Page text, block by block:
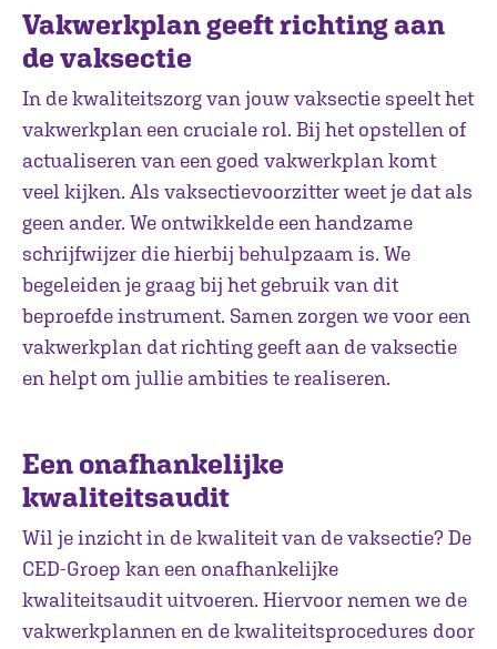
Vakwerkplan geeft richting aan
de vaksectie
In de kwaliteitszorg van jouw vaksectie speelt het
vakwerkplan een cruciale rol. Bij het opstellen of
actualiseren van een goed vakwerkplan komt
veel kijken. Als vaksectievoorzitter weet je dat als
geen ander. We ontwikkelde een handzame
schrijfwijzer die hierbij behulpzaam is. We
begeleiden je graag bij het gebruik van dit
beproefde instrument. Samen zorgen we voor een
vakwerkplan dat richting geeft aan de vaksectie
en helpt om jullie ambities te realiseren.
Een onafhankelijke
kwaliteitsaudit
Wil je inzicht in de kwaliteit van de vaksectie? De
CED-Groep kan een onafhankelijke
kwaliteitsaudit uitvoeren. Hiervoor nemen we de
vakwerkplannen en de kwaliteitsprocedures door